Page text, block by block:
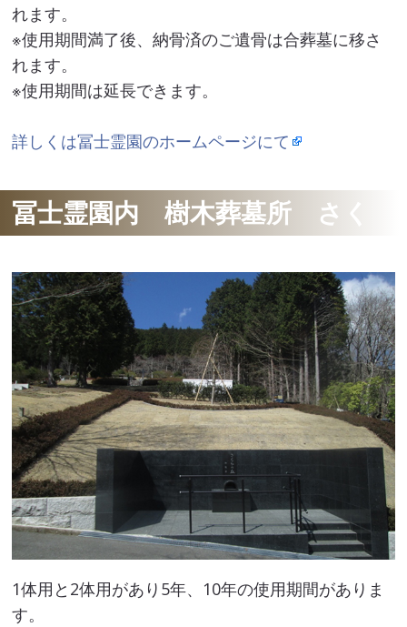
れます。
※使用期間満了後、納骨済のご遺骨は合葬墓に移さ
れます。
※使用期間は延長できます。
詳しくは冨士霊園のホームページにて
冨士霊園内 樹木葬墓所 さく
1体用と2体用があり5年、10年の使用期間がありま
す。